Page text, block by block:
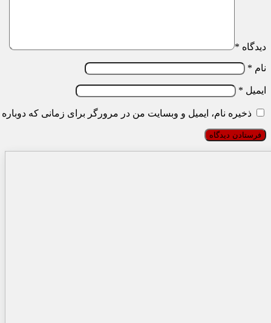
دیدگاه *
نام *
ایمیل *
ذخیره نام، ایمیل و وبسایت من در مرورگر برای زمانی که